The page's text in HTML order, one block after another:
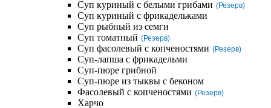
Суп куриный с белыми грибами (Резерв)
Суп куриный с фрикадельками
Суп рыбный из семги
Суп томатный (Резерв)
Суп фасолевый с копченостями (Резерв)
Суп-лапша с фрикадельми
Суп-пюре грибной
Суп-пюре из тыквы с беконом
Фасолевый с копченостями (Резерв)
Харчо